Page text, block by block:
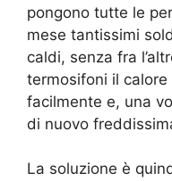
pongono tutte le
mese tantissimi
caldi, senza fra
termosifoni il
facilmente e, una
di nuovo
La soluzione è